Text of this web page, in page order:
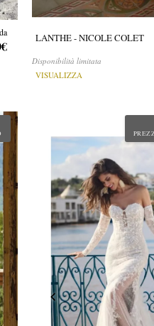
LANTHE - NICOLE COLET
Disponibilità limitata
VISUALIZZA